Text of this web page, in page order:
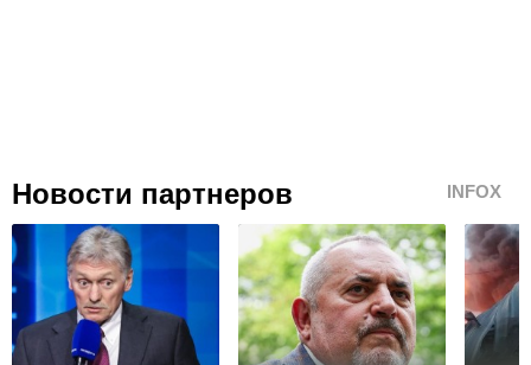
Новости партнеров INFOX